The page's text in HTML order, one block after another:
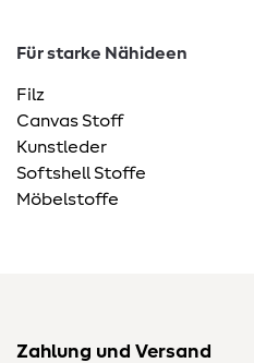
Für starke Nähideen
Filz
Canvas Stoff
Kunstleder
Softshell Stoffe
Möbelstoffe
Zahlung und Versand